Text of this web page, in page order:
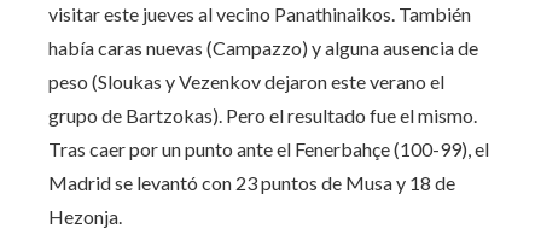
visitar este jueves al vecino Panathinaikos. También
había caras nuevas (Campazzo) y alguna ausencia de
peso (Sloukas y Vezenkov dejaron este verano el
grupo de Bartzokas). Pero el resultado fue el mismo.
Tras caer por un punto ante el Fenerbahçe (100-99), el
Madrid se levantó con 23 puntos de Musa y 18 de
Hezonja.